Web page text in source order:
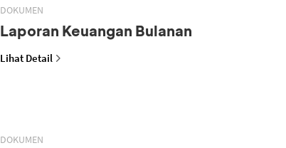
DOKUMEN
Laporan Keuangan Bulanan
Lihat Detail
DOKUMEN